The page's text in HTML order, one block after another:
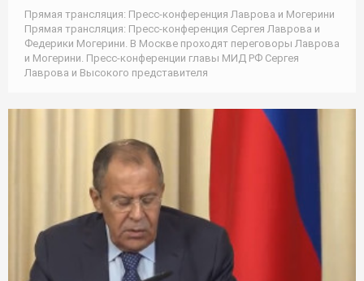
Прямая трансляция: Пресс-конференция Лаврова и Могерини
Прямая трансляция: Пресс-конференция Сергея Лаврова и
Федерики Могерини. В Москве проходят переговоры Лаврова
и Могерини. Пресс-конференции главы МИД РФ Сергея
Лаврова и Высокого представителя